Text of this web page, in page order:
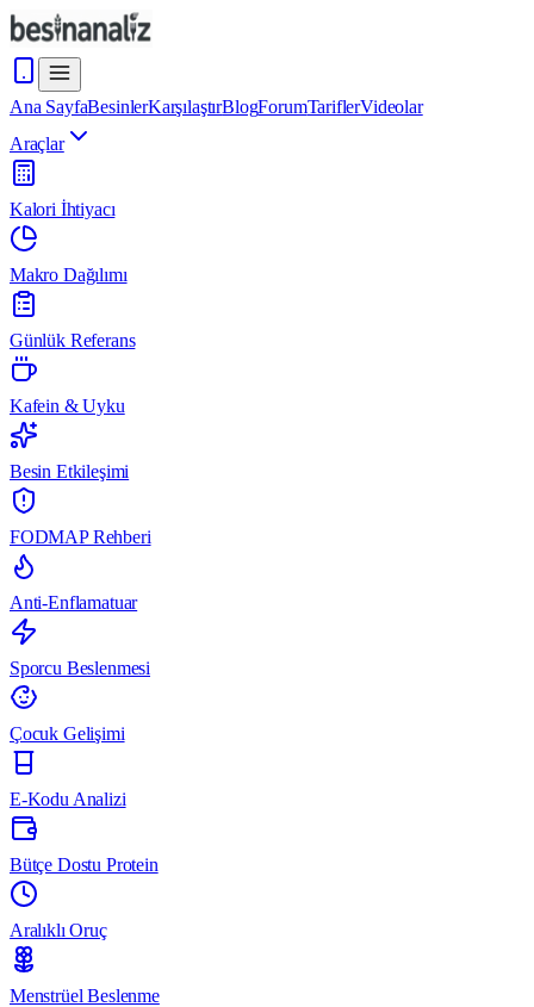
Ana SayfaBesinlerKarşılaştırBlogForumTariflerVideolar
Araçlar
Kalori İhtiyacı
Makro Dağılımı
Günlük Referans
Kafein & Uyku
Besin Etkileşimi
FODMAP Rehberi
Anti-Enflamatuar
Sporcu Beslenmesi
Çocuk Gelişimi
E-Kodu Analizi
Bütçe Dostu Protein
Aralıklı Oruç
Menstrüel Beslenme